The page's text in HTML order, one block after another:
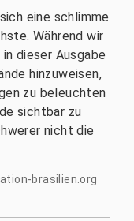
eine schlimme
Während wir
dieser Ausgabe
hinzuweisen,
zu beleuchten
sichtbar zu
nicht die
brasilien.org